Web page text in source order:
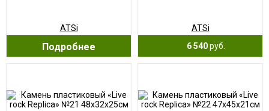
ATSi
Подробнее
ATSi
6 540руб.